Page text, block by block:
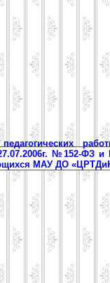
№152-ФЗ
МАУ ДО